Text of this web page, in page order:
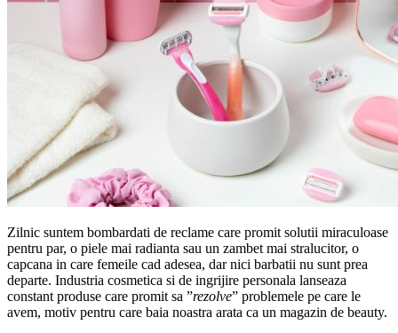
Zilnic suntem bombardati de reclame care promit solutii miraculoase
pentru par, o piele mai radianta sau un zambet mai stralucitor, o
capcana in care femeile cad adesea, dar nici barbatii nu sunt prea
departe. Industria cosmetica si de ingrijire personala lanseaza
constant produse care promit sa ”rezolve” problemele pe care le
avem, motiv pentru care baia noastra arata ca un magazin de beauty.